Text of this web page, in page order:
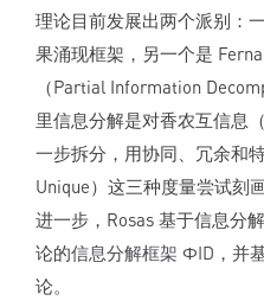
理论目前发展出两个派别：
果涌现框架，另一个是
（Partial Information
里信息分解是对香农互信息
一步拆分，用协同、冗余和
Unique）这三种度量尝试刻
进一步，Rosas 基于信息分
论的信息分解框架 ΦID ，并
论。